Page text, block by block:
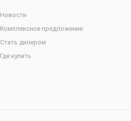
Новости
Комплексное предложение
Стать дилером
Где купить